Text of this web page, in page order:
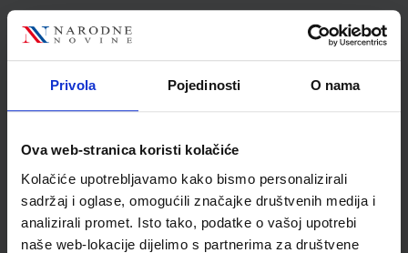
Privola Pojedinosti O nama
Ova web-stranica koristi kolačiće
Kolačiće upotrebljavamo kako bismo personalizirali
sadržaj i oglase, omogućili značajke društvenih medija i
analizirali promet. Isto tako, podatke o vašoj upotrebi
naše web-lokacije dijelimo s partnerima za društvene
Kupci najčešće biraju..
Omot PVC za školske
udžbenike; dimenzije
416x277; tip 161